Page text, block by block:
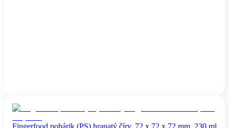
Fingerfood pohárik (PS) hranatý číry, 72 x 72 x 72 mm, 230 ml